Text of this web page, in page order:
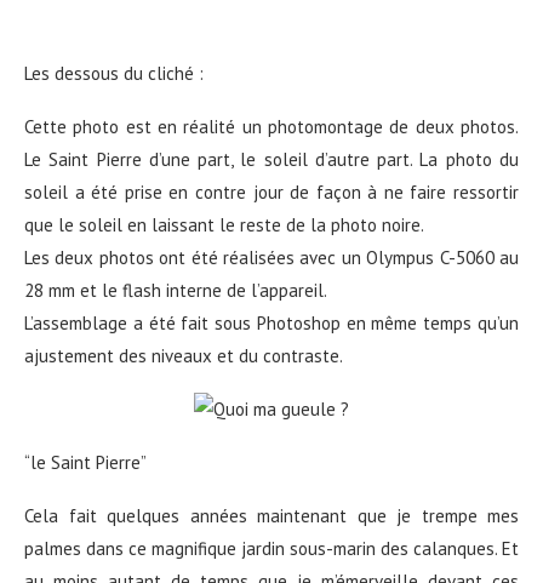
Les dessous du cliché :
Cette photo est en réalité un photomontage de deux photos.
Le Saint Pierre d’une part, le soleil d’autre part. La photo du
soleil a été prise en contre jour de façon à ne faire ressortir
que le soleil en laissant le reste de la photo noire.
Les deux photos ont été réalisées avec un Olympus C-5060 au
28 mm et le flash interne de l’appareil.
L’assemblage a été fait sous Photoshop en même temps qu’un
ajustement des niveaux et du contraste.
“le Saint Pierre”
Cela fait quelques années maintenant que je trempe mes
palmes dans ce magnifique jardin sous-marin des calanques. Et